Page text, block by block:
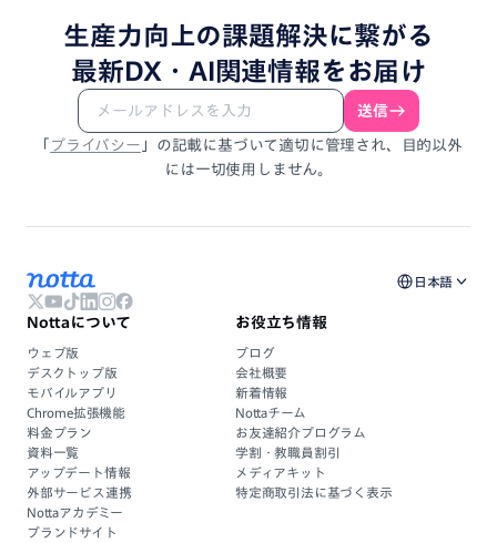
生産力向上の課題解決に繋がる
最新DX・ AI関連情報を お届け
送信
「 プライバシー 」 の記載 に 基づいて適切に 管理され、
目的以外
には一切使用しません。
日本語
Nottaについて
ウェブ版
デスクトップ版
モバイルアプリ
Chrome拡張機能
料金プラン
資料一覧
アップデート情報
外部サービス連携
Nottaアカデミー
ブランドサイト
お役立ち情報
ブログ
会社概要
新着情報
Nottaチーム
お友達紹介プログラム
学割・教職員割引
メディアキット
特定商取引法に基づく表示